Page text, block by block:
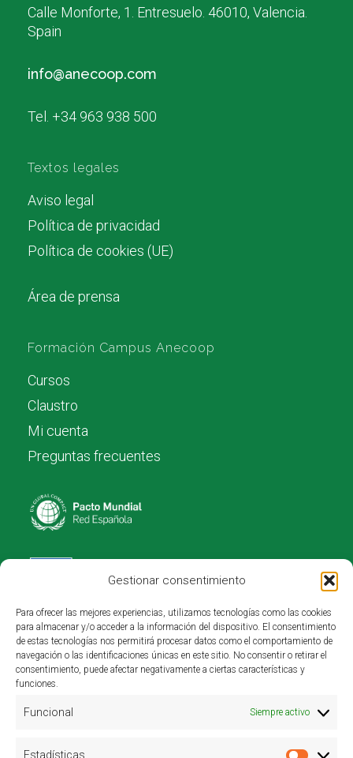
Gestionar consentimiento
Para ofrecer las mejores experiencias, utilizamos tecnologías como las cookies
para almacenar y/o acceder a la información del dispositivo. El consentimiento
de estas tecnologías nos permitirá procesar datos como el comportamiento de
navegación o las identificaciones únicas en este sitio. No consentir o retirar el
consentimiento, puede afectar negativamente a ciertas características y
funciones.
Funcional Siempre activo
Estadísticas
Calle Monforte, 1. Entresuelo. 46010, Valencia.
Spain
info@anecoop.com
Tel. +34 963 938 500
Textos legales
Aviso legal
Política de privacidad
Política de cookies (UE)
Área de prensa
Formación Campus Anecoop
Cursos
Claustro
Mi cuenta
Preguntas frecuentes
Investigación y desarrollo: